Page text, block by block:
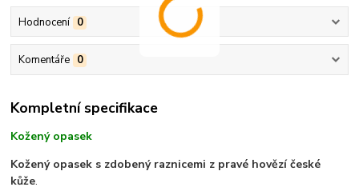
Hodnocení 0
Komentáře 0
Kompletní specifikace
Kožený opasek
Kožený opasek s zdobený raznicemi z pravé hovězí české
kůže.